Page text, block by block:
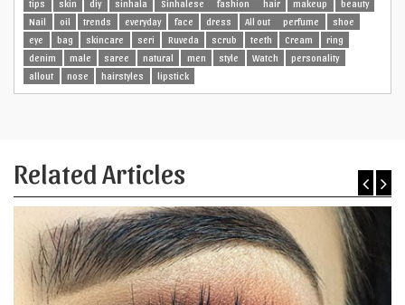
tips skin diy sinhala Sinhalese fashion hair makeup
beauty
Nail
oil trends everyday face dress All out perfume
shoe
eye
bag skincare seri Ruveda scrub teeth Cream
ring
denim
male saree natural men style Watch
personality
allout
nose hairstyles lipstick
Related Articles